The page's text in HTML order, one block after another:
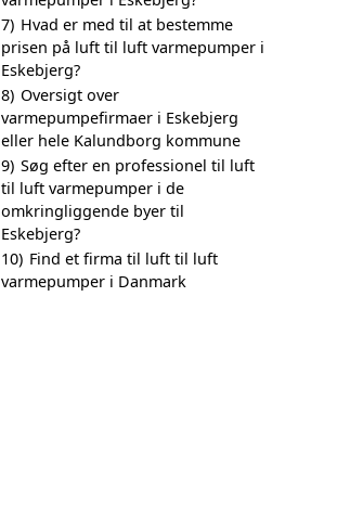
7) Hvad er med til at bestemme
prisen på luft til luft varmepumper i
Eskebjerg?
8) Oversigt over
varmepumpefirmaer i Eskebjerg
eller hele Kalundborg kommune
9) Søg efter en professionel til luft
til luft varmepumper i de
omkringliggende byer til
Eskebjerg?
10) Find et firma til luft til luft
varmepumper i Danmark